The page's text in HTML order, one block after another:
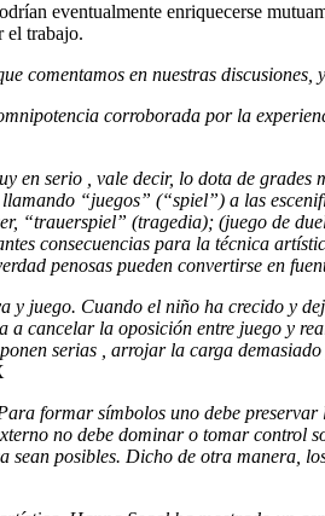
eventualmente enriquecerse
el trabajo.
comentamos en nuestras discusiones,
corroborada por la
serio , vale decir, lo dota de grades
“juegos” (“spiel”) a las
“trauerspiel” (tragedia); (juego de
consecuencias para la técnica
penosas pueden convertirse en
juego. Cuando el niño ha crecido y
cancelar la oposición entre juego y
serias , arrojar la carga
formar símbolos uno debe
no debe dominar o tomar control
posibles. Dicho de otra manera,